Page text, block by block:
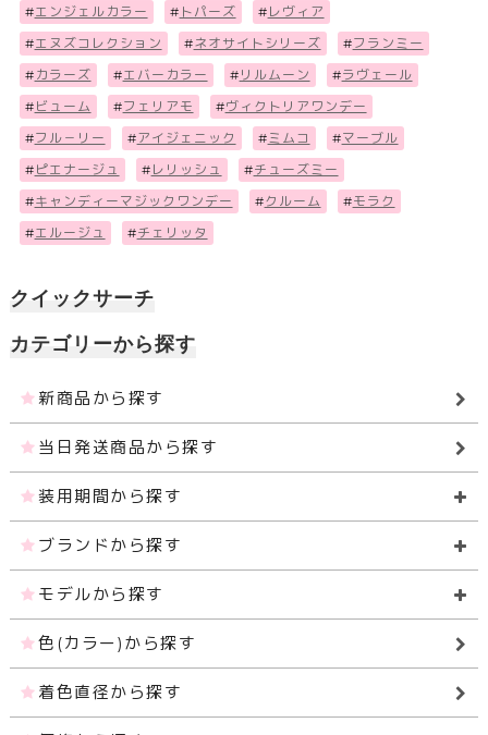
#エンジェルカラー # トパーズ # レヴィア
#エヌズコレクション #ネオサイトシリーズ #フランミー
# カラーズ #エバーカラー # リルムーン #ラヴェール
# ビューム #フェリアモ #ヴィクトリアワンデー
#フル－リー #アイジェニック #ミムコ #マーブル
# ピエナージュ # レリッシュ #チューズミー
#キャンディーマジックワンデー #クルーム #モラク
#エルージュ #チェリッタ
クイックサーチ
カテゴリーから探す
新商品から探す
当日発送商品から探す
装用期間から探す
ブランドから探す
モデルから探す
色(カラー)から探す
着色直径から探す